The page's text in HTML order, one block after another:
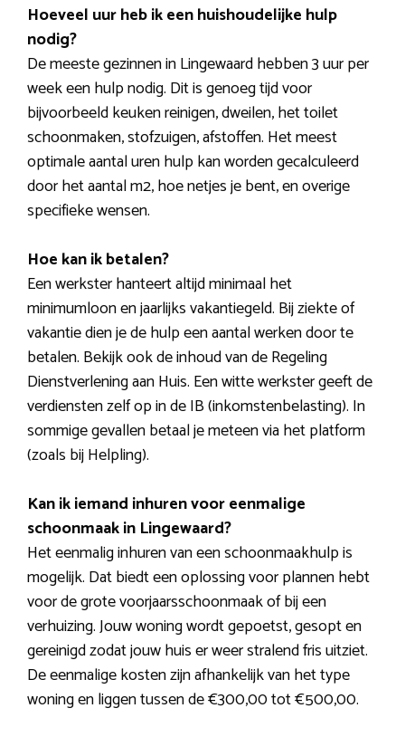
Hoeveel uur heb ik een huishoudelijke hulp
nodig?
De meeste gezinnen in Lingewaard hebben 3 uur per
week een hulp nodig. Dit is genoeg tijd voor
bijvoorbeeld keuken reinigen, dweilen, het toilet
schoonmaken, stofzuigen, afstoffen. Het meest
optimale aantal uren hulp kan worden gecalculeerd
door het aantal m2, hoe netjes je bent, en overige
specifieke wensen.
Hoe kan ik betalen?
Een werkster hanteert altijd minimaal het
minimumloon en jaarlijks vakantiegeld. Bij ziekte of
vakantie dien je de hulp een aantal werken door te
betalen. Bekijk ook de inhoud van de Regeling
Dienstverlening aan Huis. Een witte werkster geeft de
verdiensten zelf op in de IB (inkomstenbelasting). In
sommige gevallen betaal je meteen via het platform
(zoals bij Helpling).
Kan ik iemand inhuren voor eenmalige
schoonmaak in Lingewaard?
Het eenmalig inhuren van een schoonmaakhulp is
mogelijk. Dat biedt een oplossing voor plannen hebt
voor de grote voorjaarsschoonmaak of bij een
verhuizing. Jouw woning wordt gepoetst, gesopt en
gereinigd zodat jouw huis er weer stralend fris uitziet.
De eenmalige kosten zijn afhankelijk van het type
woning en liggen tussen de €300,00 tot €500,00.